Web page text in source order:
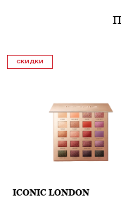
СКИДКИ
ICONIC LONDON